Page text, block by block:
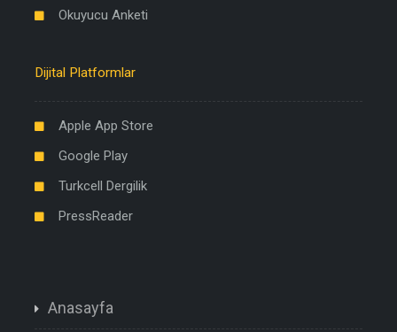
Okuyucu Anketi
Dijital Platformlar
Apple App Store
Google Play
Turkcell Dergilik
PressReader
Anasayfa